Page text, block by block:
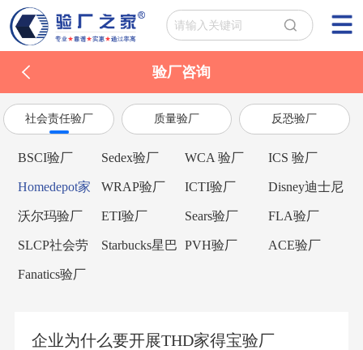
验厂咨询
社会责任验厂 质量验厂 反恐验厂
BSCI验厂 Sedex验厂 WCA 验厂 ICS 验厂
Homedepot家
得宝验厂
WRAP验厂 ICTI验厂
Disney迪士尼
验厂
沃尔玛验厂 ETI验厂 Sears验厂 FLA验厂
SLCP社会劳
工整合项目
Starbucks星巴 PVH验厂 ACE验厂
Fanatics验厂
企业为什么要开展THD家得宝验厂